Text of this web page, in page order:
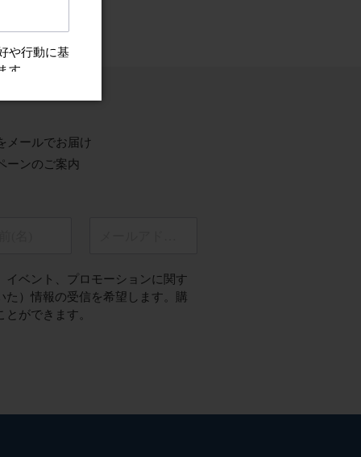
メールでお届け
ーンのご案内
イベント、プロモーションに関す
た）情報の受信を希望します。購
ができます。